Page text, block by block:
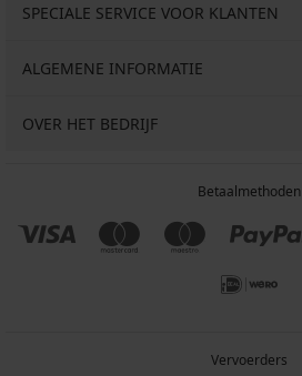
SPECIALE SERVICE VOOR KLANTEN
ALGEMENE INFORMATIE
OVER HET BEDRIJF
Betaalmethoden
Vervoerders